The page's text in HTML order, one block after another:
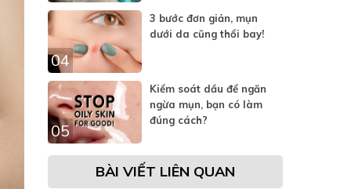
04
3 bước đơn giản, mụn
dưới da cũng thổi bay!
05
Kiểm soát dầu để ngăn
ngừa mụn, bạn có làm
đúng cách?
BÀI VIẾT LIÊN QUAN